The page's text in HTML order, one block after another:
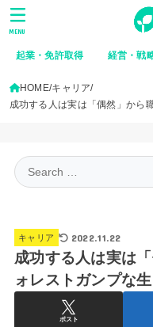
起業・免許取得 経営・戦
MENU
HOME キャリア
成功する人は実は「偶然」から
キャリア 2022.11.22
成功する人は実は
ォレストガンプな
ポスト